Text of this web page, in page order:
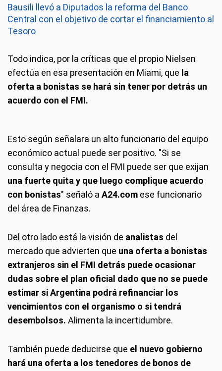
Bausili llevó a Diputados la reforma del Banco
Central con el objetivo de cortar el financiamiento al
Tesoro
Todo indica, por la críticas que el propio Nielsen
efectúa en esa presentación en Miami, que la
oferta a bonistas se hará sin tener por detrás un
acuerdo con el FMI.
Esto según señalara un alto funcionario del equipo
económico actual puede ser positivo. "Si se
consulta y negocia con el FMI puede ser que exijan
una fuerte quita y que luego complique acuerdo
con bonistas" señaló a A24.com ese funcionario
del área de Finanzas.
Del otro lado está la visión de analistas del
mercado que advierten que una oferta a bonistas
extranjeros sin el FMI detrás puede ocasionar
dudas sobre el plan oficial dado que no se puede
estimar si Argentina podrá refinanciar los
vencimientos con el organismo o si tendrá
desembolsos. Alimenta la incertidumbre.
También puede deducirse que el nuevo gobierno
hará una oferta a los tenedores de bonos de